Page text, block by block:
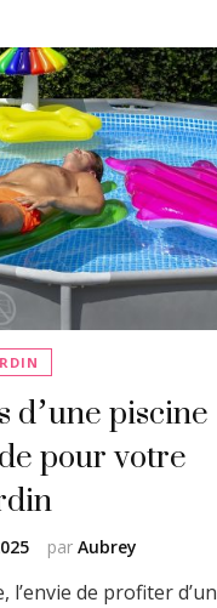
d’une piscine
pour votre
par Aubrey
l’envie de profiter d’un